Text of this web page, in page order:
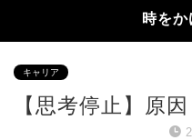
時を
キャリア
【思考停止】原